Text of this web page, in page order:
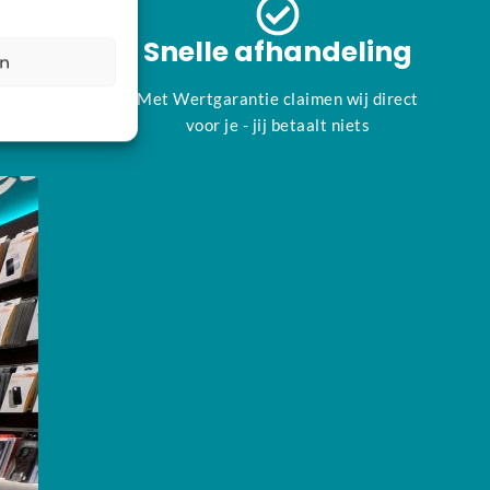
Snelle afhandeling
Met Wertgarantie claimen wij direct
voor je - jij betaalt niets